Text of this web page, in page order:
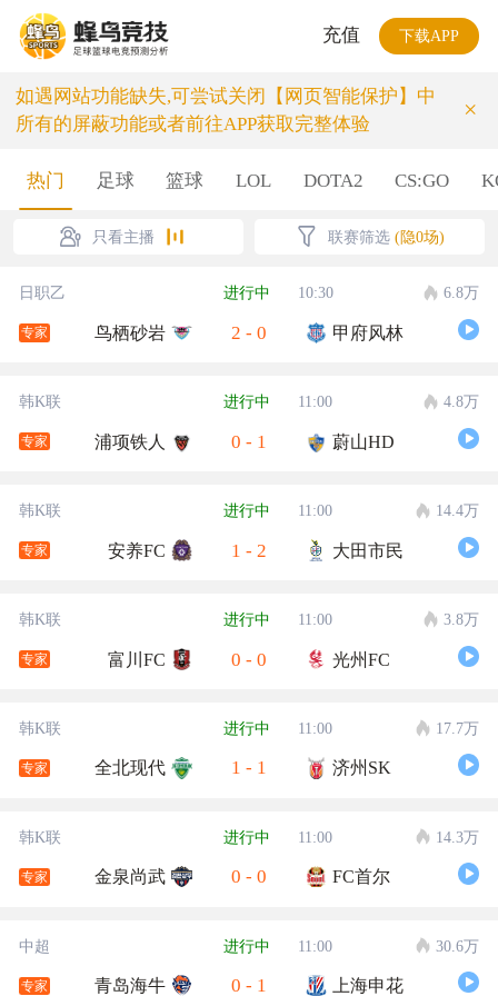
充值 下载APP
如遇网站功能缺失,可尝试关闭【网页智能保护】中
所有的屏蔽功能或者前往APP获取完整体验
×
热门 足球 篮球 LOL DOTA2 CS:GO
只看主播 联赛筛选 (隐0场)
日职乙 进行中 10:30 6.8万
专家 鸟栖砂岩 2 - 0 甲府风林
韩K联 进行中 11:00 4.8万
专家 浦项铁人 0 - 1 蔚山HD
韩K联 进行中 11:00 14.4万
专家 安养FC 1 - 2 大田市民
韩K联 进行中 11:00 3.8万
专家 富川FC 0 - 0 光州FC
韩K联 进行中 11:00 17.7万
专家 全北现代 1 - 1 济州SK
韩K联 进行中 11:00 14.3万
专家 金泉尚武 0 - 0 FC首尔
中超 进行中 11:00 30.6万
专家 青岛海牛 0 - 1 上海申花